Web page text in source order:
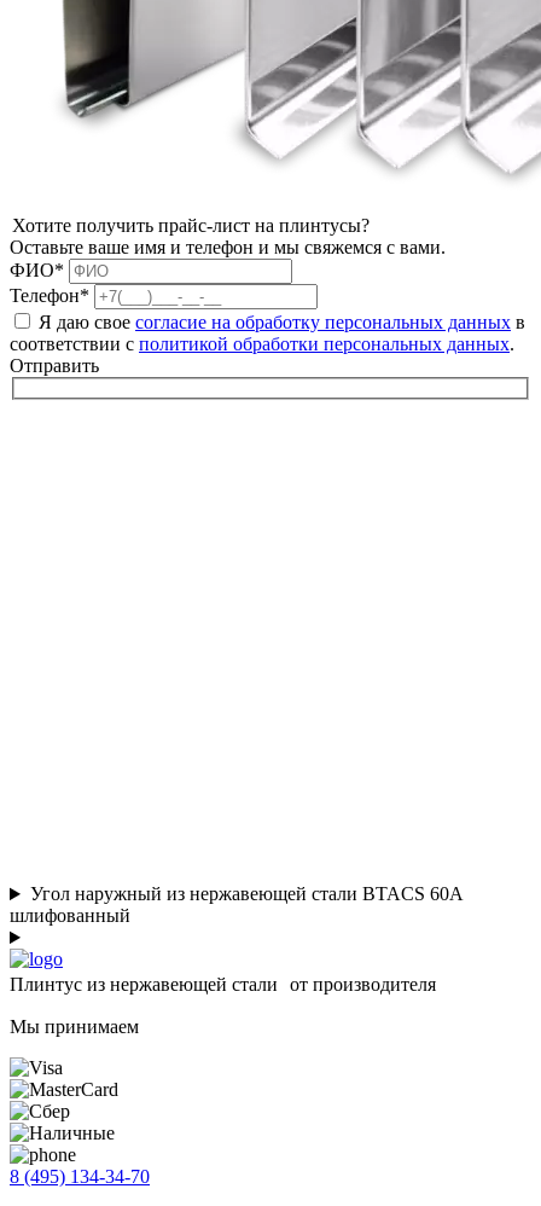
Хотите получить прайс-лист на плинтусы?
Оставьте ваше имя и телефон и мы свяжемся с вами.
ФИО*
Телефон*
Я даю свое согласие на обработку персональных данных в
соответствии с политикой обработки персональных данных.
Отправить
Угол наружный из нержавеющей стали BTACS 60А
шлифованный
Плинтус из нержавеющей стали от производителя
Мы принимаем
8 (495) 134-34-70